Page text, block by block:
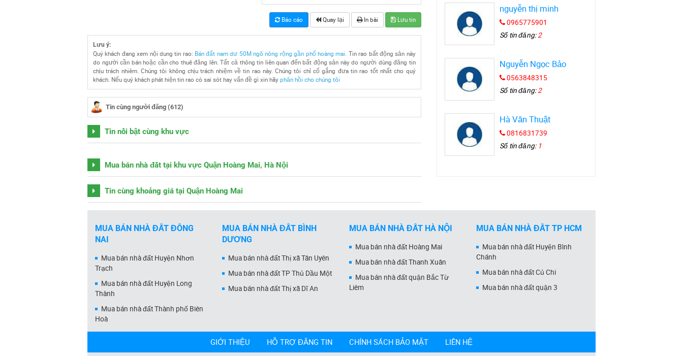
Báo cáo Quay lại In bài Lưu tin
Lưu ý:
Quý khách đang xem nội dung tin rao: Bán đất nam dư 50M ngõ nông rộng gần phố hoàng mai. Tin rao bất động sản này
do người cần bán hoặc cần cho thuê đăng lên. Tất cả thông tin liên quan đến bất động sản này do người dùng đăng tin
chịu trách nhiêm. Chúng tôi không chịu trách nhiệm về tin rao này. Chúng tôi chỉ cố gắng đưa tin rao tốt nhất cho quý
khách. Nếu quý khách phát hiện tin rao có sai sót hay vấn đề gì xin hãy phản hồi cho chúng tôi
Tin cùng người đăng (612)
Tin nổi bật cùng khu vực
Mua bán nhà đất tại khu vực Quận Hoàng Mai, Hà Nội
Tin cùng khoảng giá tại Quận Hoàng Mai
nguyễn thị minh
0965775901
Số tin đăng:2
Nguyễn Ngọc Bảo
0563848315
Số tin đăng:2
Hà Văn Thuật
0816831739
Số tin đăng: 1
MUA BÁN NHÀ ĐẤT ĐỒNG
NAI
Mua bán nhà đất Huyện Nhơn
Trạch
Mua bán nhà đất Huyện Long
Thành
Mua bán nhà đất Thành phố Biên
Hoà
MUA BÁN NHÀ ĐẤT BÌNH
DƯƠNG
Mua bán nhà đất Thị xã Tân Uyên
Mua bán nhà đất TP Thủ Dầu Một
Mua bán nhà đất Thị xã Dĩ An
MUA BÁN NHÀ ĐẤT HÀ NỘI
Mua bán nhà đất Hoàng Mai
Mua bán nhà đất Thanh Xuân
Mua bán nhà đất quận Bắc Từ
Liêm
MUA BÁN NHÀ ĐẤT TP HCM
Mua bán nhà đất Huyện Bình
Chánh
Mua bán nhà đất Củ Chi
Mua bán nhà đất quận 3
GIỚI THIỆU HỖ TRỢ ĐĂNG TIN CHÍNH SÁCH BẢO MẬT LIÊN HỆ